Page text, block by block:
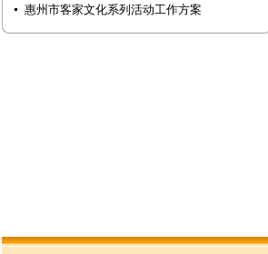
惠州市客家文化系列活动工作方案